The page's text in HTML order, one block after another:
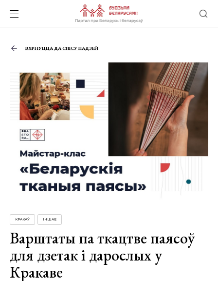
ВЯРНУЦЦА ДА СПІСУ ПАДЗЕЙ
КРАКАЎ ІНШАЕ
Варштаты па ткацтве паясоў
для дзетак і дарослых у
Кракаве